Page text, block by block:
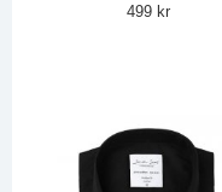
499 kr